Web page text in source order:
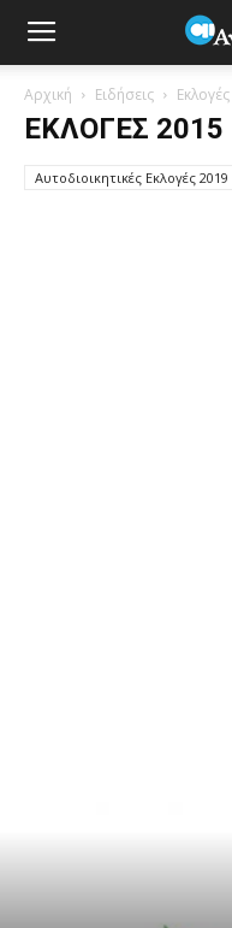
Αρχική Ειδήσεις
ΕΚΛΟΓΈΣ 2015
Αυτοδιοικητικές Εκλογές 2019